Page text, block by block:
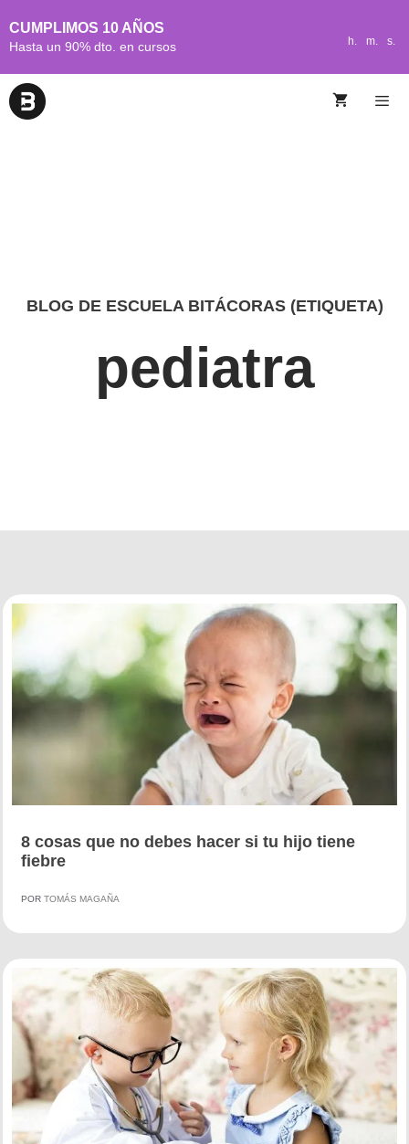
CUMPLIMOS 10 AÑOS
Hasta un 90% dto. en cursos h. m. s.
BLOG DE ESCUELA BITÁCORAS (ETIQUETA)
pediatra
8 cosas que no debes hacer si tu hijo tiene
fiebre
POR TOMÁS MAGAÑA